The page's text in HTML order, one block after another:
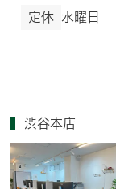
定休 水曜日
渋谷本店